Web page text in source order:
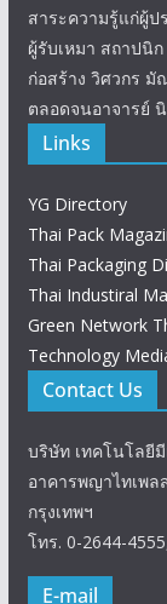
สาระความรู้แก่ผู้
ผู้รับเหมา สถาปนิ
ก่อสร้าง วิศวกร มั
ตลอดจนอาจารย์
Links
YG Directory
Thai Pack
Thai Packaging
Thai Industiral
Green Network
Technology
Contact Us
บริษัท เทคโนโลยี
อาคารพญาไทเพ
กรุงเทพฯ
โทร. 0-2644-
E-mail